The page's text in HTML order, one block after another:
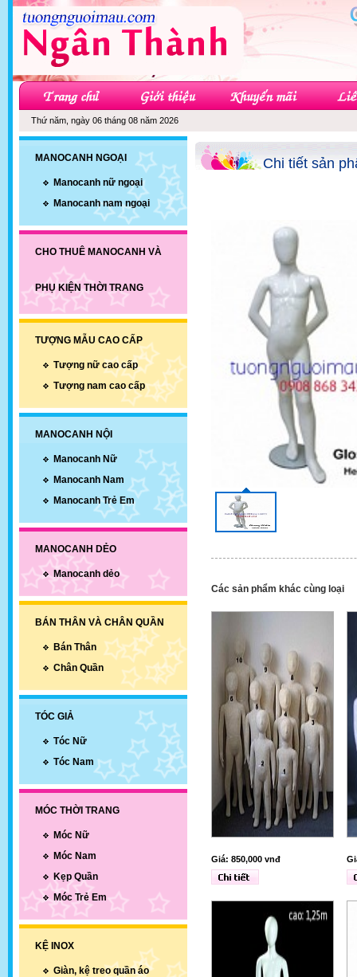
Thứ năm, ngày 06 tháng 08 năm 2026
MANOCANH NGOẠI
Manocanh nữ ngoại
Manocanh nam ngoại
CHO THUÊ MANOCANH VÀ
PHỤ KIỆN THỜI TRANG
TƯỢNG MẪU CAO CẤP
Tượng nữ cao cấp
Tượng nam cao cấp
MANOCANH NỘI
Manocanh Nữ
Manocanh Nam
Manocanh Trẻ Em
MANOCANH DẺO
Manocanh dẻo
BÁN THÂN VÀ CHÂN QUẦN
Bán Thân
Chân Quần
TÓC GIẢ
Tóc Nữ
Tóc Nam
MÓC THỜI TRANG
Móc Nữ
Móc Nam
Kẹp Quần
Móc Trẻ Em
KỆ INOX
Giàn, kệ treo quần áo
Chi tiết sản
Các sản phẩm khác cùng loại
Giá: 850,000 vnđ